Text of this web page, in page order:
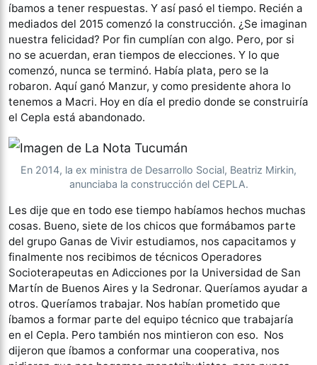
íbamos a tener respuestas. Y así pasó el tiempo. Recién a
mediados del 2015 comenzó la construcción. ¿Se imaginan
nuestra felicidad? Por fin cumplían con algo. Pero, por si
no se acuerdan, eran tiempos de elecciones. Y lo que
comenzó, nunca se terminó. Había plata, pero se la
robaron. Aquí ganó Manzur, y como presidente ahora lo
tenemos a Macri. Hoy en día el predio donde se construiría
el Cepla está abandonado.
En 2014, la ex ministra de Desarrollo Social, Beatriz Mirkin,
anunciaba la construcción del CEPLA.
Les dije que en todo ese tiempo habíamos hechos muchas
cosas. Bueno, siete de los chicos que formábamos parte
del grupo Ganas de Vivir estudiamos, nos capacitamos y
finalmente nos recibimos de técnicos Operadores
Socioterapeutas en Adicciones por la Universidad de San
Martín de Buenos Aires y la Sedronar. Queríamos ayudar a
otros. Queríamos trabajar. Nos habían prometido que
íbamos a formar parte del equipo técnico que trabajaría
en el Cepla. Pero también nos mintieron con eso. Nos
dijeron que íbamos a conformar una cooperativa, nos